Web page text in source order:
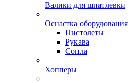
Валики для шпатлевки
Оснастка оборудования
Пистолеты
Рукава
Сопла
Хопперы